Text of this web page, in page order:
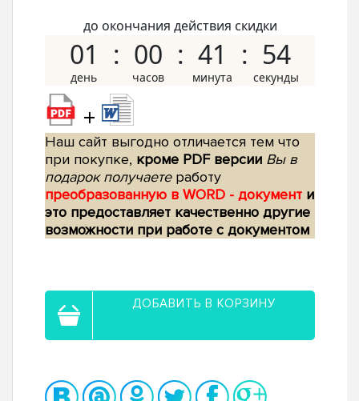
до окончания действия скидки
01 00 41 53
+
Наш сайт выгодно отличается тем что
при покупке, кроме PDF версии Вы в
подарок получаетеработу
преобразованную в WORD - документ и
это предоставляет качественно другие
возможности при работе с документом
ДОБАВИТЬ В КОРЗИНУ